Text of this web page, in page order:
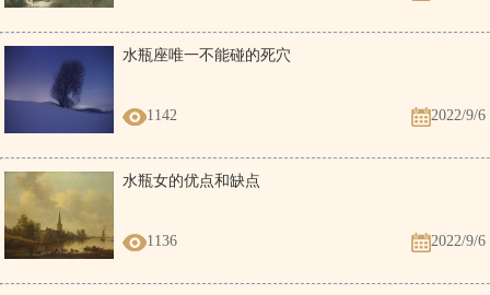
水瓶座唯一不能碰的死穴
1142 2022/9/6
水瓶女的优点和缺点
1136 2022/9/6